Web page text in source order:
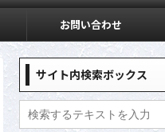
お問い合わせ
サイト内検索ボックス